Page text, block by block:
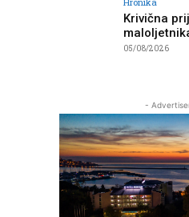
Krivična
05/08/2026
-